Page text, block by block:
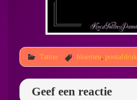
Tattoo bloemen pootafdruk
Geef een reactie